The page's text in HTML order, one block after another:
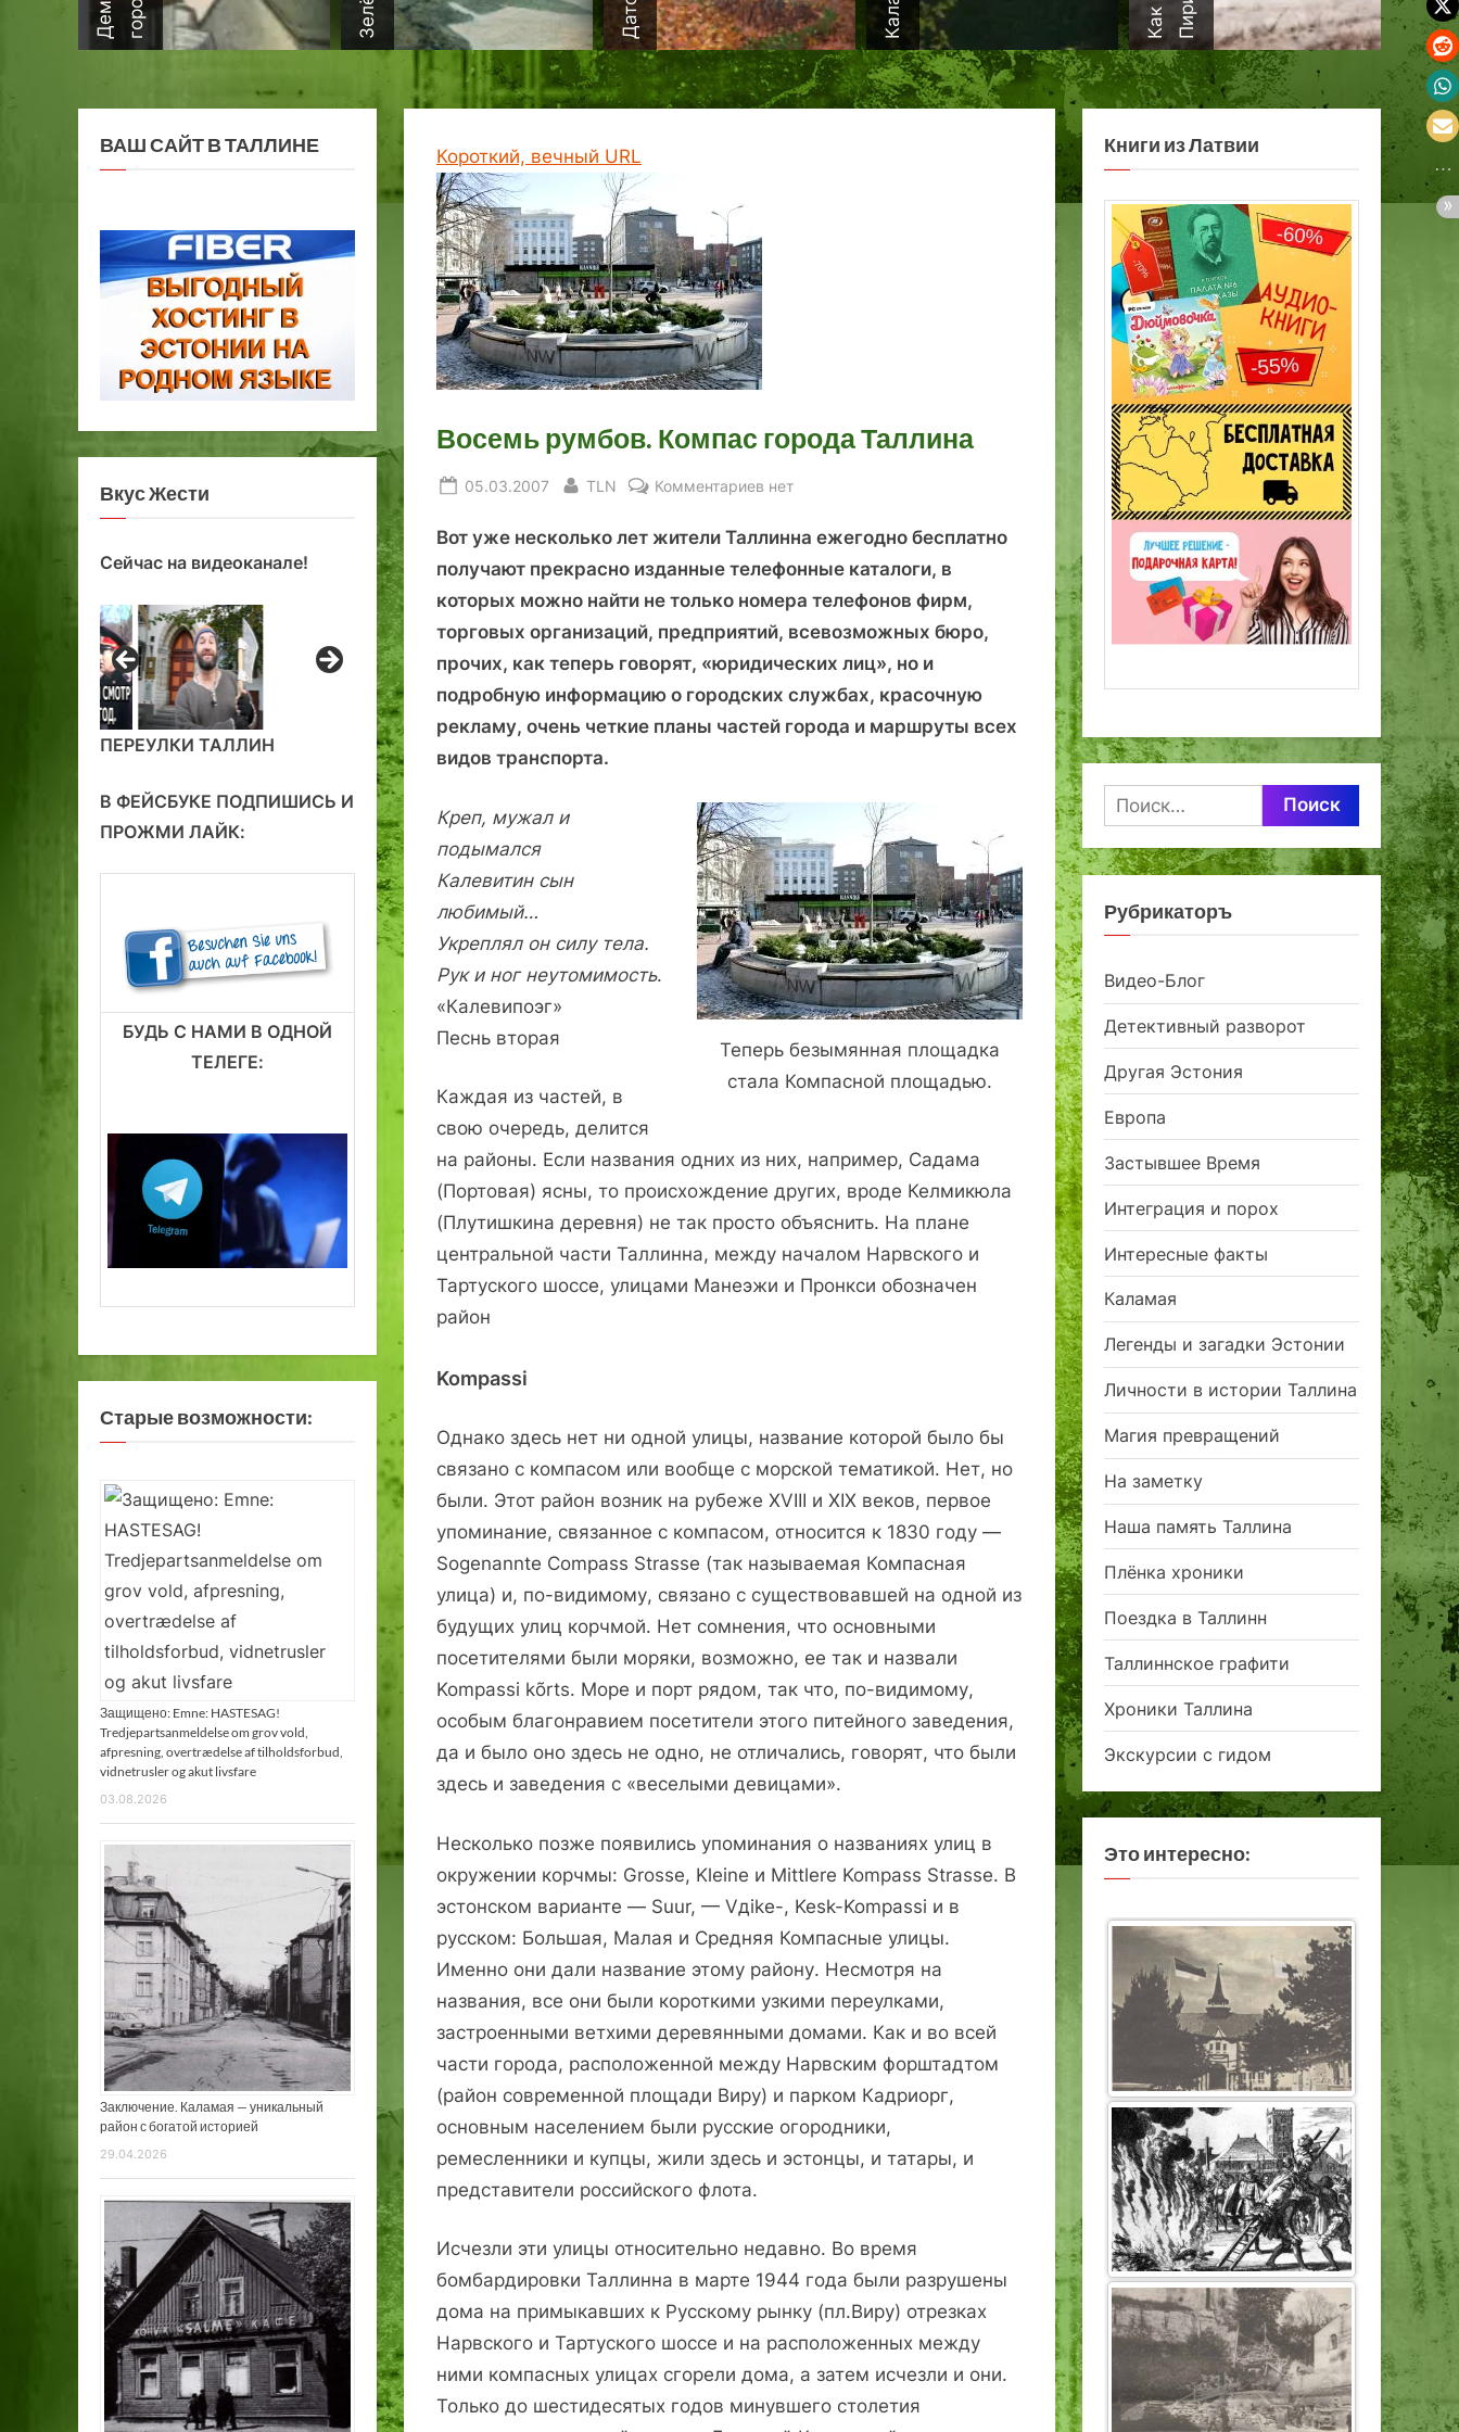
Короткий, вечный URL
Восемь румбов. Компас города Таллина
Posted
05.03.2007 By
TLN Комментариев к
Восемь
румбов.
Компас
города
Таллина
нет
Вот уже несколько лет жители Таллинна ежегодно бесплатно
получают прекрасно изданные телефонные каталоги, в
которых можно найти не только номера телефонов фирм,
торговых организаций, предприятий, всевозможных бюро,
прочих, как теперь говорят, «юридических лиц», но и
подробную информацию о городских службах, красочную
рекламу, очень четкие планы частей города и маршруты всех
видов транспорта.
Теперь безымянная площадка
стала Компасной площадью.
Креп, мужал и
подымался
Калевитин сын
любимый…
Укреплял он силу тела.
Рук и ног неутомимость.
«Калевипоэг»
Песнь вторая
Каждая из частей, в
свою очередь, делится
на районы. Если названия одних из них, например, Садама
(Портовая) ясны, то происхождение других, вроде Келмикюла
(Плутишкина деревня) не так просто объяснить. На плане
центральной части Таллинна, между началом Нарвского и
Тартуского шоссе, улицами Манеэжи и Пронкси обозначен
район
Kompassi
Однако здесь нет ни одной улицы, название которой было бы
связано с компасом или вообще с морской тематикой. Нет, но
были. Этот район возник на рубеже ХVIII и ХIХ веков, первое
упоминание, связанное с компасом, относится к 1830 году —
Sogenannte Compass Strasse (так называемая Компасная
улица) и, по-видимому, связано с существовавшей на одной из
будущих улиц корчмой. Нет сомнения, что основными
посетителями были моряки, возможно, ее так и назвали
Kompassi kõrts. Море и порт рядом, так что, по-видимому,
особым благонравием посетители этого питейного заведения,
да и было оно здесь не одно, не отличались, говорят, что были
здесь и заведения с «веселыми девицами».
Несколько позже появились упоминания о названиях улиц в
окружении корчмы: Grosse, Kleine и Mittlere Kompass Strasse. В
эстонском варианте — Suur, — Vдike-, Kesk-Kompassi и в
русском: Большая, Малая и Средняя Компасные улицы.
Именно они дали название этому району. Несмотря на
названия, все они были короткими узкими переулками,
застроенными ветхими деревянными домами. Как и во всей
части города, расположенной между Нарвским форштадтом
(район современной площади Виру) и парком Кадриорг,
основным населением были русские огородники,
ремесленники и купцы, жили здесь и эстонцы, и татары, и
представители российского флота.
Исчезли эти улицы относительно недавно. Во время
бомбардировки Таллинна в марте 1944 года были разрушены
дома на примыкавших к Русскому рынку (пл.Виру) отрезках
Нарвского и Тартуского шоссе и на расположенных между
ними компасных улицах сгорели дома, а затем исчезли и они.
Только до шестидесятых годов минувшего столетия
ВАШ САЙТ В ТАЛЛИНЕ
Вкус Жести
Сейчас на видеоканале!
ПЕРЕУЛКИ ТАЛЛИН
В ФЕЙСБУКЕ ПОДПИШИСЬ И
ПРОЖМИ ЛАЙК:
БУДЬ С НАМИ В ОДНОЙ
ТЕЛЕГЕ:
Старые возможности:
Защищено: Emne: HASTESAG!
Tredjepartsanmeldelse om grov vold,
afpresning, overtrædelse af tilholdsforbud,
vidnetrusler og akut livsfare
03.08.2026
Заключение. Каламая — уникальный
район с богатой историей
29.04.2026
Книги из Латвии
Найти:
Рубрикаторъ
Видео-Блог
Детективный разворот
Другая Эстония
Европа
Застывшее Время
Интеграция и порох
Интересные факты
Каламая
Легенды и загадки Эстонии
Личности в истории Таллина
Магия превращений
На заметку
Наша память Таллина
Плёнка хроники
Поездка в Таллинн
Таллиннское графити
Хроники Таллина
Экскурсии с гидом
Это интересно: